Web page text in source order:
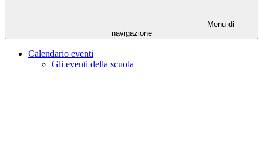
Menu di
navigazione
Calendario eventi
Gli eventi della scuola